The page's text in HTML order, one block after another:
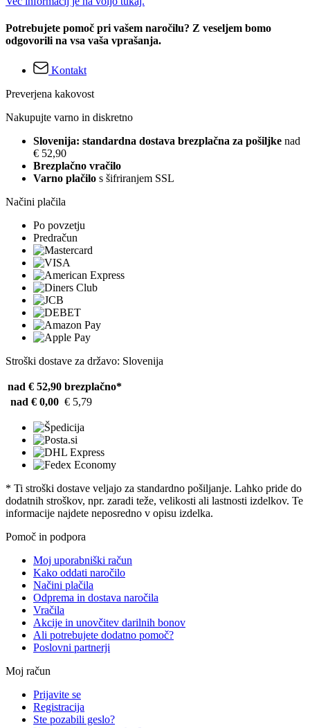
Potrebujete pomoč pri vašem naročilu? Z veseljem bomo
odgovorili na vsa vaša vprašanja.
Kontakt
Preverjena kakovost
Nakupujte varno in diskretno
Slovenija: standardna dostava brezplačna za pošiljke nad
€ 52,90
Brezplačno vračilo
Varno plačilo s šifriranjem SSL
Načini plačila
Po povzetju
Predračun
Stroški dostave za državo: Slovenija
nad € 52,90 brezplačno*
nad € 0,00 € 5,79
* Ti stroški dostave veljajo za standardno pošiljanje. Lahko pride do
dodatnih stroškov, npr. zaradi teže, velikosti ali lastnosti izdelkov. Te
informacije najdete neposredno v opisu izdelka.
Pomoč in podpora
Moj uporabniški račun
Kako oddati naročilo
Načini plačila
Odprema in dostava naročila
Vračila
Akcije in unovčitev darilnih bonov
Ali potrebujete dodatno pomoč?
Poslovni partnerji
Moj račun
Prijavite se
Registracija
Ste pozabili geslo?